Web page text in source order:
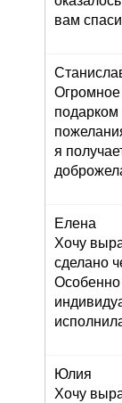
вам
подарком
я
Елена
Хочу
сделано
Особенно
Юлия
Хочу